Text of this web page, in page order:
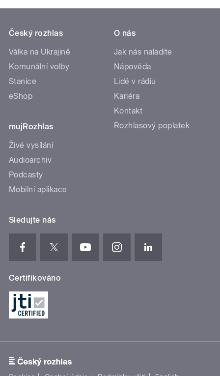
Český rozhlas
Válka na Ukrajině
Komunální volby
Stanice
eShop
mujRozhlas
Živé vysílání
Audioarchiv
Podcasty
Mobilní aplikace
O nás
Jak nás naladíte
Nápověda
Lidé v rádiu
Kariéra
Kontakt
Rozhlasový poplatek
Sledujte nás
Certifikováno